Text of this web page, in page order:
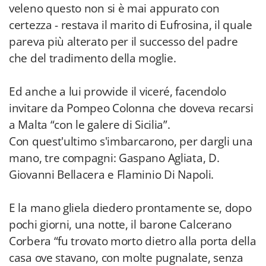
veleno questo non si è mai appurato con
certezza - restava il marito di Eufrosina, il quale
pareva più alterato per il successo del padre
che del tradimento della moglie.
Ed anche a lui provvide il viceré, facendolo
invitare da Pompeo Colonna che doveva recarsi
a Malta “con le galere di Sicilia”.
Con quest'ultimo s'imbarcarono, per dargli una
mano, tre compagni: Gaspano Agliata, D.
Giovanni Bellacera e Flaminio Di Napoli.
E la mano gliela diedero prontamente se, dopo
pochi giorni, una notte, il barone Calcerano
Corbera “fu trovato morto dietro alla porta della
casa ove stavano, con molte pugnalate, senza